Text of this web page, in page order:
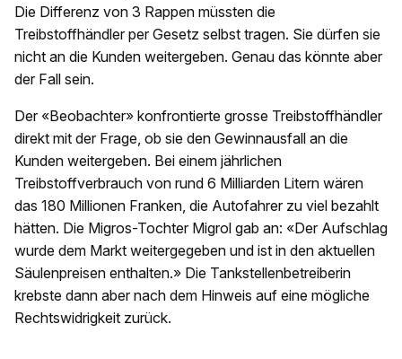
Die Differenz von 3 Rappen müssten die
Treibstoffhändler per Gesetz selbst tragen. Sie dürfen sie
nicht an die Kunden weitergeben. Genau das könnte aber
der Fall sein.
Der «Beobachter» konfrontierte grosse Treibstoffhändler
direkt mit der Frage, ob sie den Gewinnausfall an die
Kunden weitergeben. Bei einem jährlichen
Treibstoffverbrauch von rund 6 Milliarden Litern wären
das 180 Millionen Franken, die Autofahrer zu viel bezahlt
hätten. Die Migros-Tochter Migrol gab an: «Der Aufschlag
wurde dem Markt weitergegeben und ist in den aktuellen
Säulenpreisen enthalten.» Die Tankstellenbetreiberin
krebste dann aber nach dem Hinweis auf eine mögliche
Rechtswidrigkeit zurück.